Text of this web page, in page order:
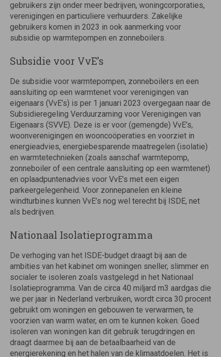
gebruikers zijn onder meer bedrijven, woningcorporaties,
verenigingen en particuliere verhuurders. Zakelijke
gebruikers komen in 2023 in ook aanmerking voor
subsidie op warmtepompen en zonneboilers.
Subsidie voor VvE’s
De subsidie voor warmtepompen, zonneboilers en een
aansluiting op een warmtenet voor verenigingen van
eigenaars (VvE’s) is per 1 januari 2023 overgegaan naar de
Subsidieregeling Verduurzaming voor Verenigingen van
Eigenaars (SVVE). Deze is er voor (gemengde) VvE’s,
woonverenigingen en wooncoöperaties en voorziet in
energieadvies, energiebesparende maatregelen (isolatie)
en warmtetechnieken (zoals aanschaf warmtepomp,
zonneboiler of een centrale aansluiting op een warmtenet)
en oplaadpuntenadvies voor VvE’s met een eigen
parkeergelegenheid. Voor zonnepanelen en kleine
windturbines kunnen VvE’s nog wel terecht bij ISDE, net
als bedrijven.
Nationaal Isolatieprogramma
De verhoging van het ISDE-budget draagt bij aan de
ambities van het kabinet om woningen sneller, slimmer en
socialer te isoleren zoals vastgelegd in het Nationaal
Isolatieprogramma. Van de circa 40 miljard m3 aardgas die
we per jaar in Nederland verbruiken, wordt circa 30 procent
gebruikt om woningen en gebouwen te verwarmen, te
voorzien van warm water, en om te kunnen koken. Goed
isoleren van woningen kan dit gebruik terugdringen en
draagt daarmee bij aan de betaalbaarheid van de
energierekening en het halen van de klimaatdoelen. Het is